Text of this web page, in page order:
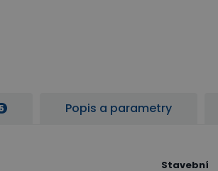
5 Popis a parametry
Stavební